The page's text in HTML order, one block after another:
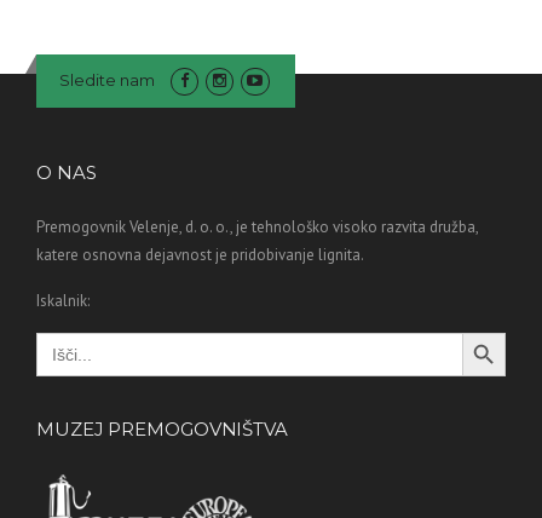
Sledite nam
O NAS
Premogovnik Velenje, d. o. o., je tehnološko visoko razvita družba,
katere osnovna dejavnost je pridobivanje lignita.
Iskalnik:
Search
for:
Search Button
MUZEJ PREMOGOVNIŠTVA